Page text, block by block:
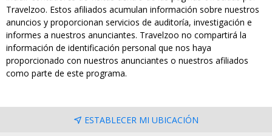
Travelzoo. Estos afiliados acumulan información sobre nuestros
anuncios y proporcionan servicios de auditoría, investigación e
informes a nuestros anunciantes. Travelzoo no compartirá la
información de identificación personal que nos haya
proporcionado con nuestros anunciantes o nuestros afiliados
como parte de este programa.
ESTABLECER MI UBICACIÓN